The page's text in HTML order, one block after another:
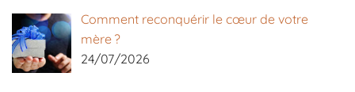
Comment reconquérir le cœur de votre
mère ?
24/07/2026